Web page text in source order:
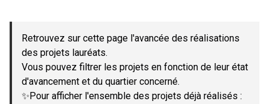
−
Retrouvez sur cette page l'avancée des réalisations
des projets lauréats.
Vous pouvez filtrer les projets en fonction de leur état
d'avancement et du quartier concerné.
✨Pour afficher l'ensemble des projets déjà réalisés :